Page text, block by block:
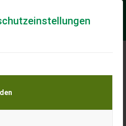
und Baumaschinen –